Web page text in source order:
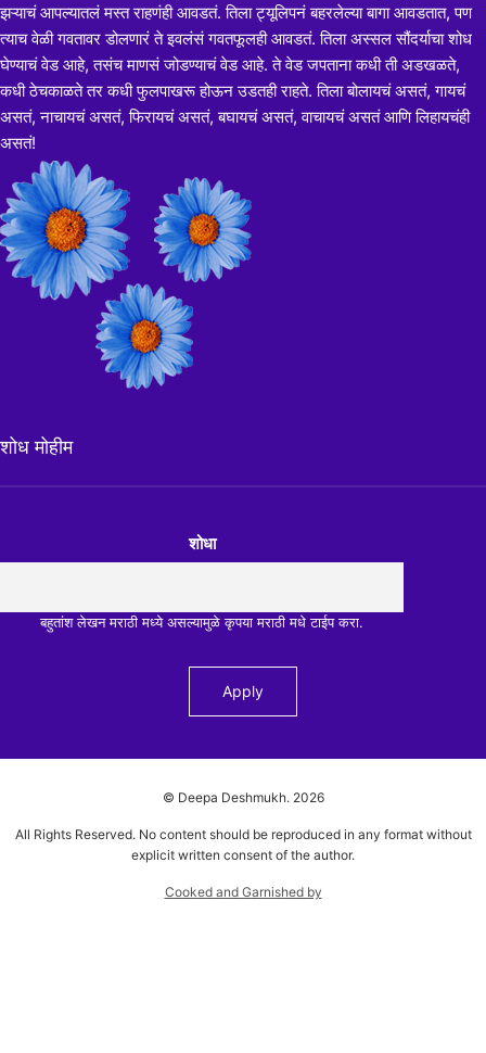
झऱ्याचं आपल्यातलं मस्त राहणंही आवडतं. तिला ट्यूलिपनं बहरलेल्या बागा आवडतात, पण
त्याच वेळी गवतावर डोलणारं ते इवलंसं गवतफूलही आवडतं. तिला अस्सल सौंदर्याचा शोध
घेण्याचं वेड आहे, तसंच माणसं जोडण्याचं वेड आहे. ते वेड जपताना कधी ती अडखळते,
कधी ठेचकाळते तर कधी फुलपाखरू होऊन उडतही राहते. तिला बोलायचं असतं, गायचं
असतं, नाचायचं असतं, फिरायचं असतं, बघायचं असतं, वाचायचं असतं आणि लिहायचंही
असतं!
शोध मोहीम
शोधा
बहुतांश लेखन मराठी मध्ये असल्यामुळे कृपया मराठी मधे टाईप करा.
© Deepa Deshmukh. 2026
All Rights Reserved. No content should be reproduced in any format without
explicit written consent of the author.
Cooked and Garnished by